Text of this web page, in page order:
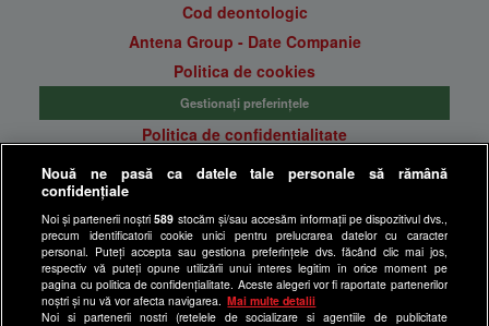
Cod deontologic
Antena Group - Date Companie
Politica de cookies
Gestionați preferințele
Politica de confidentialitate
Anunturi gratuite pe Lajumate.ro
Program Happy Channel
Echipa editorială
Site-uri Antena Group
Nouă ne pasă ca datele tale personale să rămână
confidențiale
Noi și partenerii noștri589 stocăm și/sau accesăm informații pe dispozitivul dvs.,
precum identificatorii cookie unici pentru prelucrarea datelor cu caracter
personal. Puteți accepta sau gestiona preferințele dvs. făcând clic mai jos,
respectiv vă puteți opune utilizării unui interes legitim în orice moment pe
pagina cu politica de confidențialitate. Aceste alegeri vor fi raportate partenerilor
noștri și nu vă vor afecta navigarea.
Mai multe detalii
Noi si partenerii nostri (retelele de socializare si agentiile de publicitate